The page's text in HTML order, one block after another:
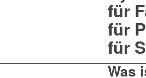
für
für
für
Was